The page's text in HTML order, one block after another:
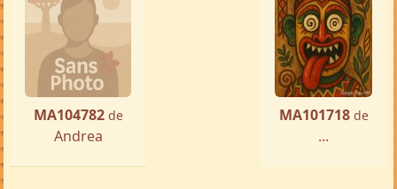
MA104782 de
Andrea
MA101718 de
...